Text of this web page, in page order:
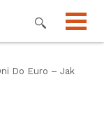
Do Euro – Jak